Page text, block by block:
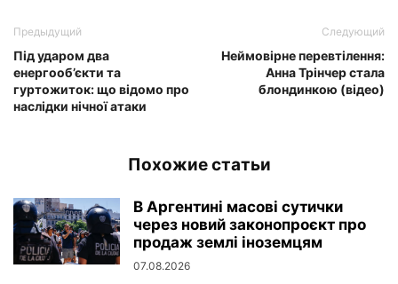
Предыдущий
Під ударом два
енергооб’єкти та
гуртожиток: що відомо про
наслідки нічної атаки
Следующий
Неймовірне перевтілення:
Анна Трінчер стала
блондинкою (відео)
Похожие статьи
В Аргентині масові сутички
через новий законопроєкт про
продаж землі іноземцям
07.08.2026